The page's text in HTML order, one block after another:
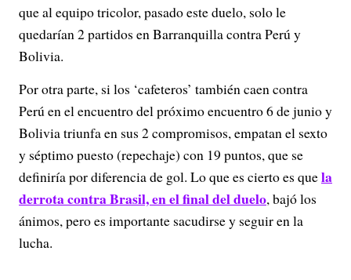
que al equipo tricolor, pasado este duelo, solo le
quedarían 2 partidos en Barranquilla contra Perú y
Bolivia.
Por otra parte, si los ‘cafeteros’ también caen contra
Perú en el encuentro del próximo encuentro 6 de junio y
Bolivia triunfa en sus 2 compromisos, empatan el sexto
y séptimo puesto (repechaje) con 19 puntos, que se
definiría por diferencia de gol. Lo que es cierto es quela
derrota contra Brasil, en el final del duelo, bajó los
ánimos, pero es importante sacudirse y seguir en la
lucha.